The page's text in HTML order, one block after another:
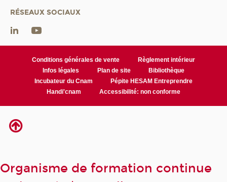
RÉSEAUX SOCIAUX
Conditions générales de vente
Règlement intérieur
Infos légales
Plan de site
Bibliothèque
Incubateur du Cnam
Pépite HESAM Entreprendre
Handi'cnam
Accessibilité: non conforme
Organisme de formation continue